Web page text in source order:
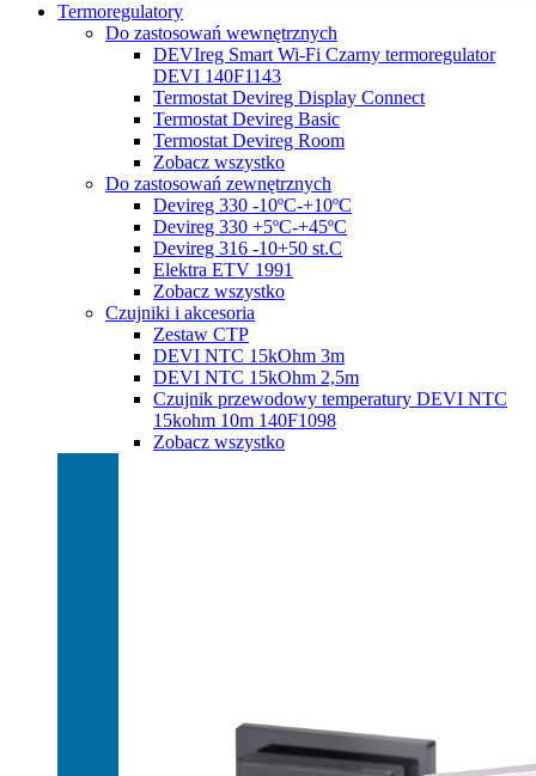
Termoregulatory
Do zastosowań wewnętrznych
DEVIreg Smart Wi-Fi Czarny termoregulator
DEVI 140F1143
Termostat Devireg Display Connect
Termostat Devireg Basic
Termostat Devireg Room
Zobacz wszystko
Do zastosowań zewnętrznych
Devireg 330 -10ºC-+10ºC
Devireg 330 +5ºC-+45ºC
Devireg 316 -10+50 st.C
Elektra ETV 1991
Zobacz wszystko
Czujniki i akcesoria
Zestaw CTP
DEVI NTC 15kOhm 3m
DEVI NTC 15kOhm 2,5m
Czujnik przewodowy temperatury DEVI NTC
15kohm 10m 140F1098
Zobacz wszystko